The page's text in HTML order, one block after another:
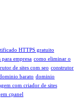
HTTPS gratuito
empresa como eliminar o
de sites com seo construtor
barato dominio
com criador de sites
cpanel